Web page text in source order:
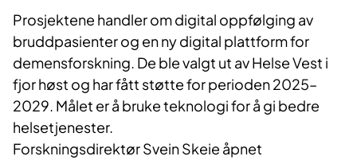
Prosjektene handler om digital oppfølging av
bruddpasienter og en ny digital plattform for
demensforskning. De ble valgt ut av Helse Vest i
fjor høst og har fått støtte for perioden 2025–
2029. Målet er å bruke teknologi for å gi bedre
helsetjenester.
Forskningsdirektør Svein Skeie åpnet